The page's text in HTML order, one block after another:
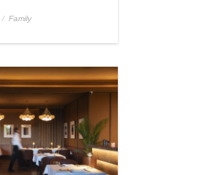
/ Family